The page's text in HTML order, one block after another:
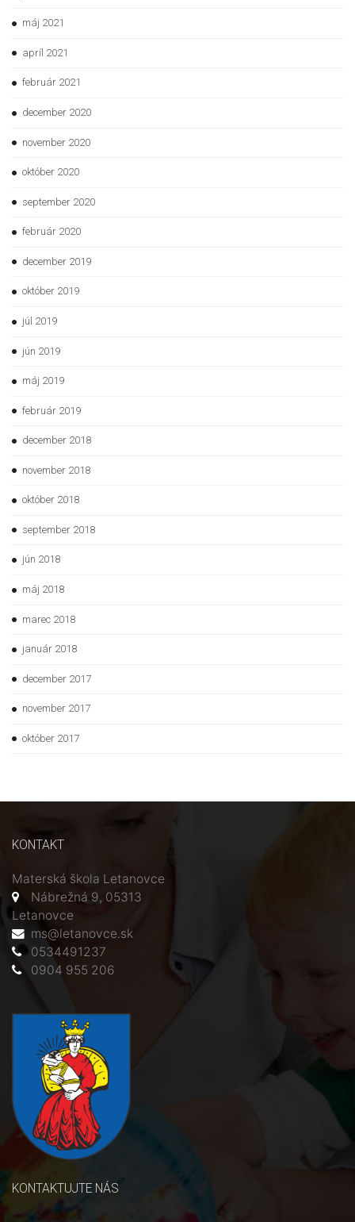
máj 2021
apríl 2021
február 2021
december 2020
november 2020
október 2020
september 2020
február 2020
december 2019
október 2019
júl 2019
jún 2019
máj 2019
február 2019
december 2018
november 2018
október 2018
september 2018
jún 2018
máj 2018
marec 2018
január 2018
december 2017
november 2017
október 2017
KONTAKT
Materská škola Letanovce
Nábrežná 9, 05313
Letanovce
ms@letanovce.sk
0534491237
0904 955 206
KONTAKTUJTE NÁS